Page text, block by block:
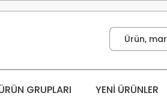
GRUPLARI YENİ ÜRÜNLER